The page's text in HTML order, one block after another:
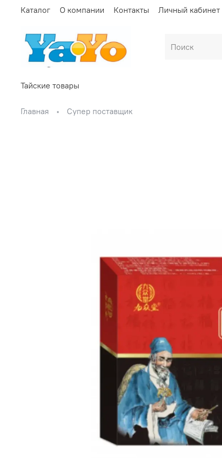
Каталог О компании Контакты Личный кабинет
Тайские товары
Главная Супер поставщик